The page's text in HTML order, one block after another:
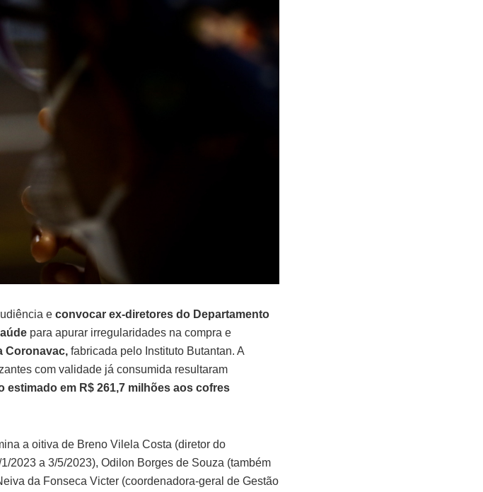
e convocar ex-diretores do Departamento
para apurar irregularidades na compra e
Coronavac, fabricada pelo Instituto Butantan. A
com validade já consumida resultaram
estimado em R$ 261,7 milhões aos cofres
a oitiva de Breno Vilela Costa (diretor do
2023 a 3/5/2023), Odilon Borges de Souza (também
da Fonseca Victer (coordenadora-geral de Gestão